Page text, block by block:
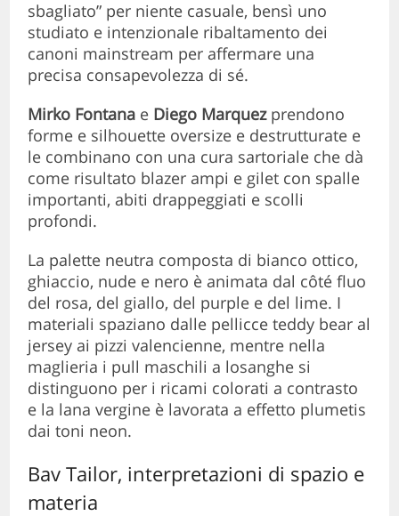
sbagliato” per niente casuale, bensì uno
studiato e intenzionale ribaltamento dei
canoni mainstream per affermare una
precisa consapevolezza di sé.
Mirko Fontana e Diego Marquezprendono
forme e silhouette oversize e destrutturate e
le combinano con una cura sartoriale che dà
come risultato blazer ampi e gilet con spalle
importanti, abiti drappeggiati e scolli
profondi.
La palette neutra composta di bianco ottico,
ghiaccio, nude e nero è animata dal côté fluo
del rosa, del giallo, del purple e del lime. I
materiali spaziano dalle pellicce teddy bear al
jersey ai pizzi valencienne, mentre nella
maglieria i pull maschili a losanghe si
distinguono per i ricami colorati a contrasto
e la lana vergine è lavorata a effetto plumetis
dai toni neon.
Bav Tailor, interpretazioni di spazio e
materia